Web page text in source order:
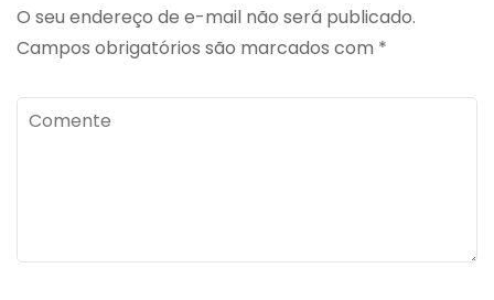
O seu endereço de e-mail não será publicado.
Campos obrigatórios são marcados com *
Comente